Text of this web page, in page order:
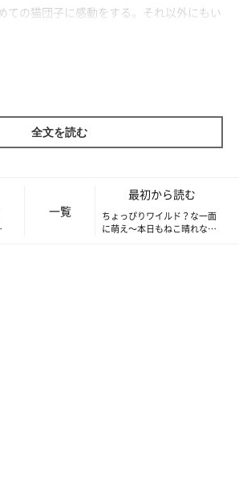
ての猫団子に感動をする。それ以外にもい
全文を読む
一覧
最初から読む
ちょっぴりワイルド？な一面
に萌え～本日もねこ晴れなり